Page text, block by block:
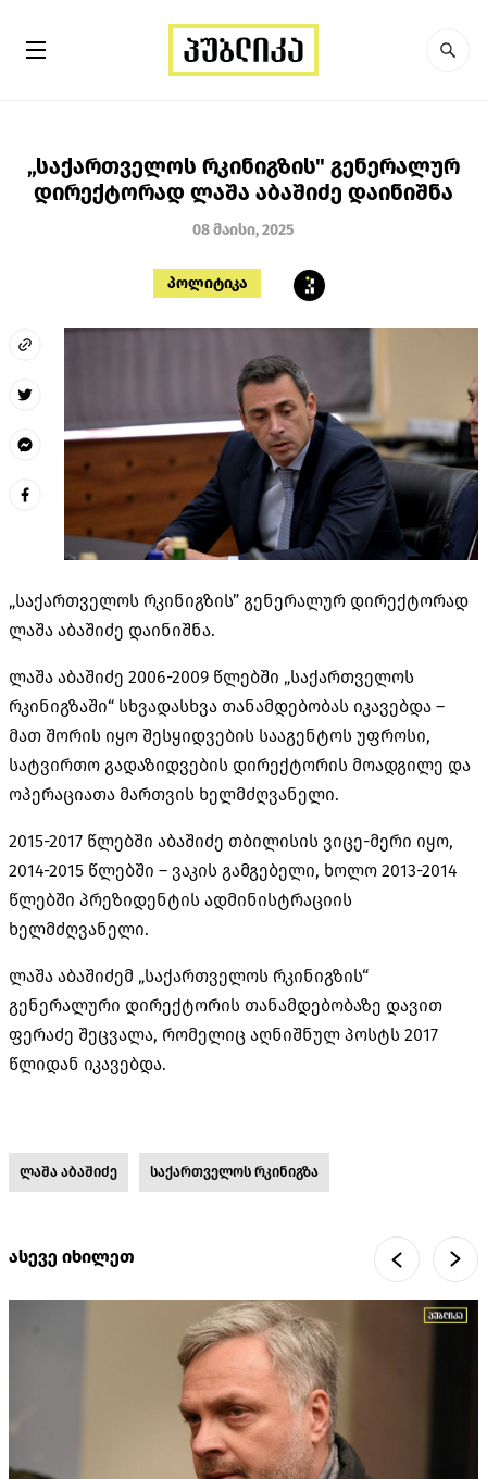
„საქართველოს რკინიგზის" გენერალურ
დირექტორად ლაშა აბაშიძე დაინიშნა
08 მაისი, 2025
პოლიტიკა
„საქართველოს რკინიგზის” გენერალურ დირექტორად
ლაშა აბაშიძე დაინიშნა.
ლაშა აბაშიძე 2006-2009 წლებში „საქართველოს
რკინიგზაში“ სხვადასხვა თანამდებობას იკავებდა –
მათ შორის იყო შესყიდვების სააგენტოს უფროსი,
სატვირთო გადაზიდვების დირექტორის მოადგილე და
ოპერაციათა მართვის ხელმძღვანელი.
2015-2017 წლებში აბაშიძე თბილისის ვიცე-მერი იყო,
2014-2015 წლებში – ვაკის გამგებელი, ხოლო 2013-2014
წლებში პრეზიდენტის ადმინისტრაციის
ხელმძღვანელი.
ლაშა აბაშიძემ „საქართველოს რკინიგზის“
გენერალური დირექტორის თანამდებობაზე დავით
ფერაძე შეცვალა, რომელიც აღნიშნულ პოსტს 2017
წლიდან იკავებდა.
ლაშა აბაშიძე საქართველოს რკინიგზა
ასევე იხილეთ